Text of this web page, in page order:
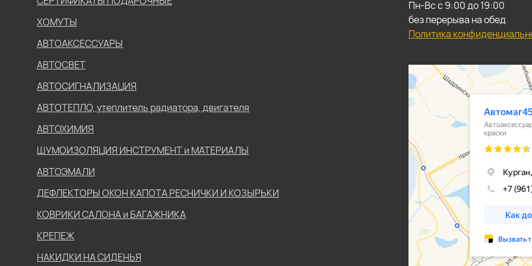
ХОМУТЫ
АВТОАКСЕССУАРЫ
АВТОСВЕТ
АВТОСИГНАЛИЗАЦИЯ
АВТОТЕПЛО, утеплитель радиатора, двигателя
АВТОХИМИЯ
ШУМОИЗОЛЯЦИЯ ИНСТРУМЕНТ и МАТЕРИАЛЫ
АВТОЭМАЛИ
ДЕФЛЕКТОРЫ ОКОН КАПОТА РЕСНИЧКИ И КОЗЫРЬКИ
КОВРИКИ САЛОНА и БАГАЖНИКА
КРЕПЕЖ
НАКИДКИ НА СИДЕНЬЯ
Пн-Вс с 9:00 до 19:00
без перерыва на обед
Политика